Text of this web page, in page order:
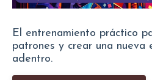
El entrenamiento práctico
patrones y crear una nueva
adentro.